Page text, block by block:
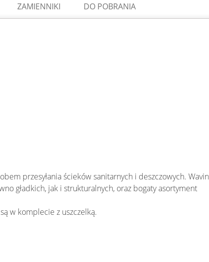
ZAMIENNIKI DO POBRANIA
przesyłania ścieków sanitarnych i deszczowych. Wavin
gładkich, jak i strukturalnych, oraz bogaty asortyment
w komplecie z uszczelką.